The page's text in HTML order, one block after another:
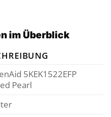
im Überblick
5KEK1522EFP
Pearl